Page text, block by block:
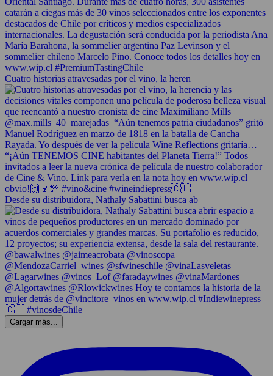
Cuatro historias atravesadas por el vino, la heren
Desde su distribuidora, Nathaly Sabattini busca ab
Cargar más...